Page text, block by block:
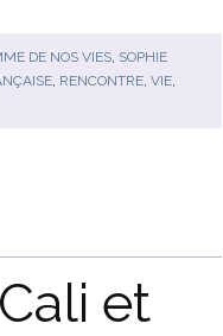
DE NOS VIES SOPHIE
RENCONTRE VIE
et